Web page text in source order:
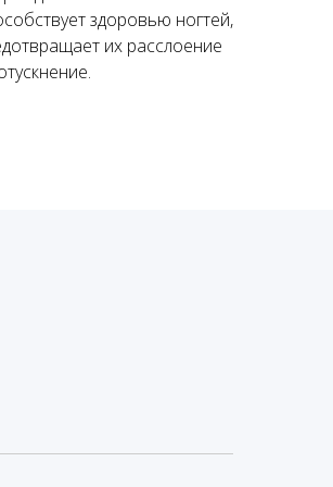
здоровью ногтей,
их расслоение